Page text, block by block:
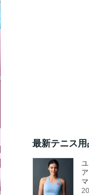
最新テニス用